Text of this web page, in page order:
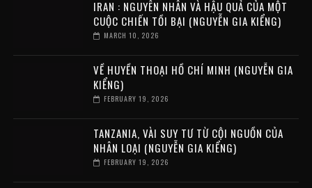
IRAN : NGUYÊN NHÂN VÀ HẬU QUẢ CỦA MỘT
CUỘC CHIẾN TỒI BẠI (NGUYỄN GIA KIỂNG)
MARCH 10, 2026
VỀ HUYỀN THOẠI HỒ CHÍ MINH (NGUYỄN GIA
KIỂNG)
FEBRUARY 19, 2026
TANZANIA, VÀI SUY TƯ TỪ CỘI NGUỒN CỦA
NHÂN LOẠI (NGUYỄN GIA KIỂNG)
FEBRUARY 19, 2026